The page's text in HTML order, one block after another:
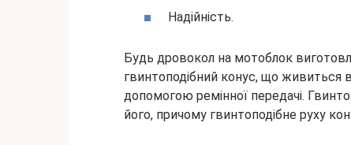
Надійність.
Будь дровокол на мотоблок
гвинтоподібний конус, що живиться
допомогою ремінної передачі.
його, причому гвинтоподібне руху